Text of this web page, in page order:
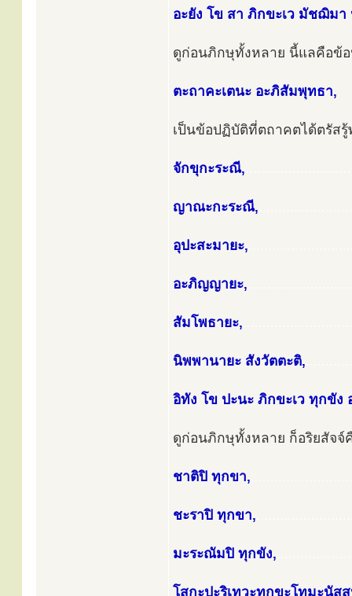
อะยัง โข สา ภิกขะเว มัชฌิมา
ดูก่อนภิกษุทั้งหลาย นี้แลคือข้
ตะถาคะเตนะ อะภิสัมพุทธา,
เป็นข้อปฏิบัติที่ตถาคตได้ตรัสรู้
จักขุกะระณี,
ญาณะกะระณี,
อุปะสะมายะ,
อะภิญญายะ,
สัมโพธายะ,
นิพพานายะ สังวัตตะติ,
อิทัง โข ปะนะ ภิกขะเว ทุกขัง
ดูก่อนภิกษุทั้งหลาย ก็อริยสัจจ์
ชาติปิ ทุกขา,
ชะราปิ ทุกขา,
มะระณัมปิ ทุกขัง,
โสกะปะริเทวะทุกขะโทมะนัส